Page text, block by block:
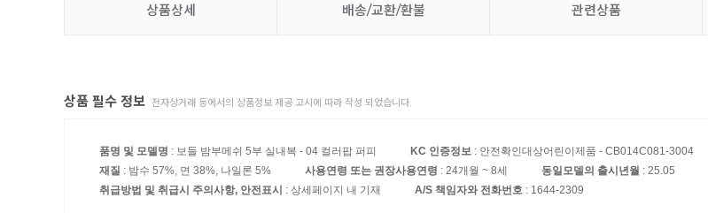
상품상세 배송/교환/환불 관련상품
상품 필수 정보 전자상거래 등에서의 상품정보 제공 고시에 따라 작성 되었습니다.
품명 및 모델명 : 보들 밤부메쉬 5부 실내복 - 04 컬러팝 퍼피 KC 인증정보 : 안전확인대상어린이제품 - CB014C081-3004
재질 : 밤수 57%, 면 38%, 나일론 5% 사용연령 또는 권장사용연령 : 24개월 ~ 8세 동일모델의 출시년월 : 25.05
취급방법 및 취급시 주의사항, 안전표시 : 상세페이지 내 기재 A/S 책임자와 전화번호 : 1644-2309